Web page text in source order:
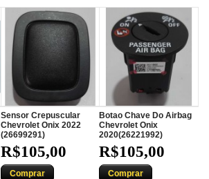
Sensor Crepuscular
Chevrolet Onix 2022
(26699291)
R$105,00
Comprar
Botao Chave Do Airbag
Chevrolet Onix
2020(26221992)
R$105,00
Comprar